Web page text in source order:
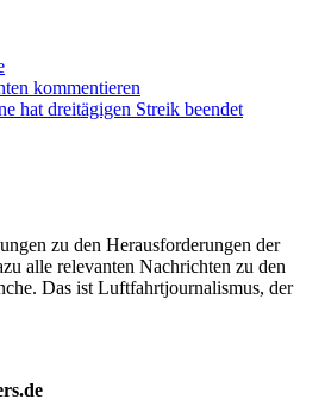
kommentieren
hat dreitägigen Streik beendet
zu den Herausforderungen der
alle relevanten Nachrichten zu den
Das ist Luftfahrtjournalismus, der